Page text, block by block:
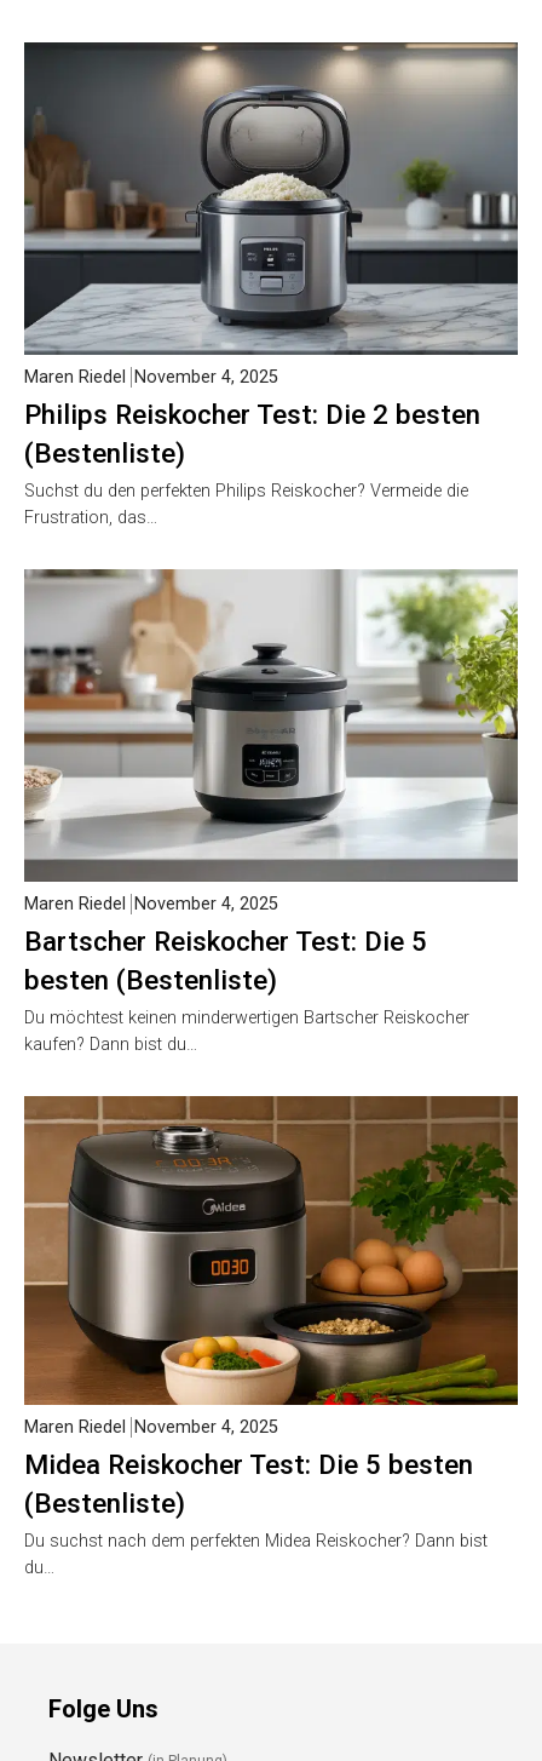
Philips Reiskocher Test: Die 2 besten
(Bestenliste)
Maren Riedel November 4, 2025
Suchst du den perfekten Philips Reiskocher? Vermeide die
Frustration, das…
Bartscher Reiskocher Test: Die 5
besten (Bestenliste)
Maren Riedel November 4, 2025
Du möchtest keinen minderwertigen Bartscher Reiskocher
kaufen? Dann bist du…
Midea Reiskocher Test: Die 5 besten
(Bestenliste)
Maren Riedel November 4, 2025
Du suchst nach dem perfekten Midea Reiskocher? Dann bist
du…
Folge Uns